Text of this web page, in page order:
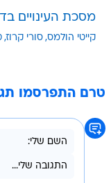
מסכת העינויים
קייטי הולמס סורי קרוז
טרם התפרסמו